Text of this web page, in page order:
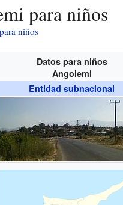
para niños
niños
Datos para niños
Angolemi
Entidad subnacional